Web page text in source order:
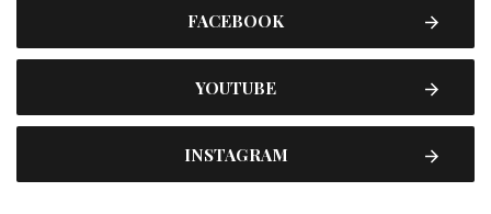
FACEBOOK
YOUTUBE
INSTAGRAM